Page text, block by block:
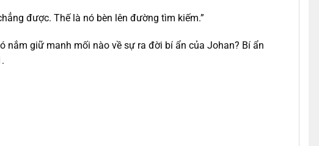
được. Thế là nó bèn lên đường tìm kiếm.”
nắm giữ manh mối nào về sự ra đời bí ẩn của Johan? Bí ẩn